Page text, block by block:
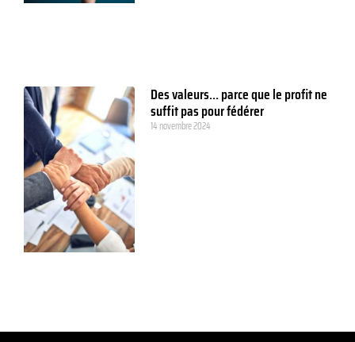
Des valeurs… parce que le profit ne
suffit pas pour fédérer
14 novembre 2024